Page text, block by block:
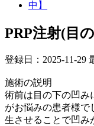
PRP注射(目
登録日：2025-11-29
施術の説明
術前は目の下の凹み
がお悩みの患者様で
生させることで凹み